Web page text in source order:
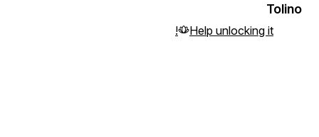
Tolino
Help unlocking it!